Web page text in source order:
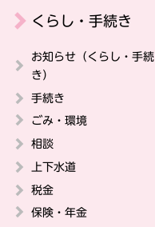
くらし・手続き
お知らせ（くらし・手続
き）
手続き
ごみ・環境
相談
上下水道
税金
保険・年金